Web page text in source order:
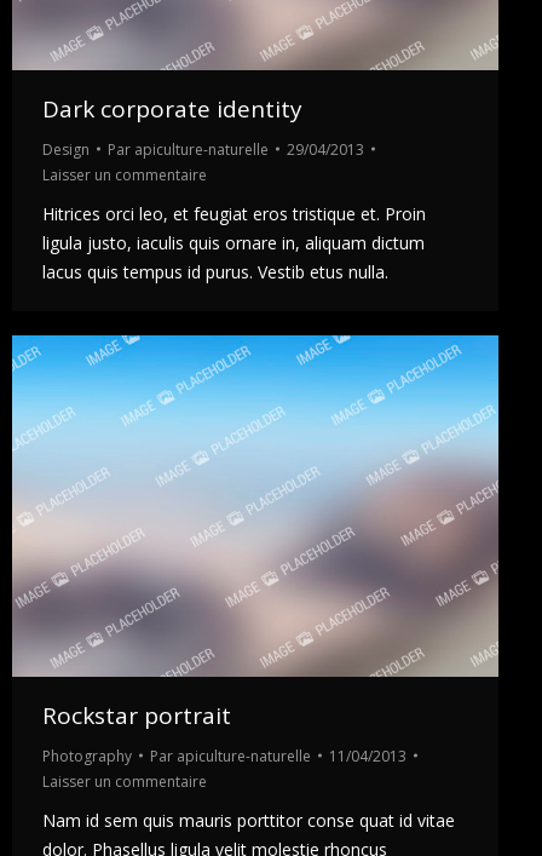
Dark corporate identity
Design Par apiculture-naturelle
29/04/2013
Laisser un commentaire
Hitrices orci leo, et feugiat eros tristique et. Proin
ligula justo, iaculis quis ornare in, aliquam dictum
lacus quis tempus id purus. Vestib etus nulla.
Rockstar portrait
Photography Par apiculture-naturelle
11/04/2013
Laisser un commentaire
Nam id sem quis mauris porttitor conse quat id vitae
dolor. Phasellus ligula velit molestie rhoncus